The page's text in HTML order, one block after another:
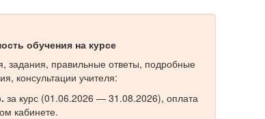
обучения на курсе
задания, правильные ответы, подробные
консультации учителя:
за курс (01.06.2026 — 31.08.2026), оплата
кабинете.